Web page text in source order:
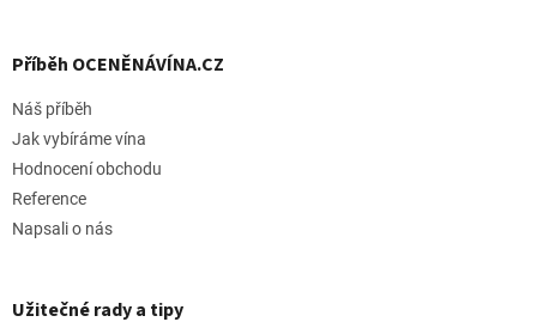
Příběh OCENĚNÁVÍNA.CZ
Náš příběh
Jak vybíráme vína
Hodnocení obchodu
Reference
Napsali o nás
Užitečné rady a tipy